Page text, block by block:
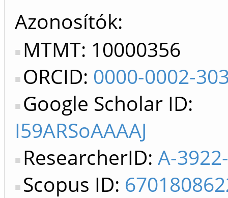
Azonosítók
MTMT: 10000356
ORCID: 0000-0002-
Google Scholar ID:
I59ARSoAAAAJ
ResearcherID: A-
Scopus ID: